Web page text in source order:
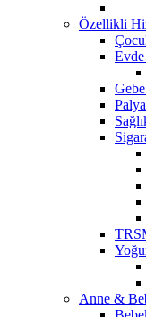
Özellikli
Anne &